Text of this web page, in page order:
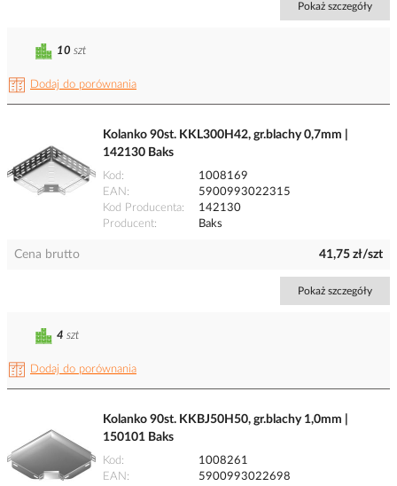
Pokaż szczegóły
Dodaj do porównania
10 szt
Kolanko 90st. KKL300H42, gr.blachy 0,7mm |
142130 Baks
Kod
1008169
EAN
5900993022315
Kod Producenta
142130
Producent
Baks
Cena brutto 41,75 zł/szt
Pokaż szczegóły
Dodaj do porównania
4 szt
Kolanko 90st. KKBJ50H50, gr.blachy 1,0mm |
150101 Baks
Kod
1008261
EAN
5900993022698